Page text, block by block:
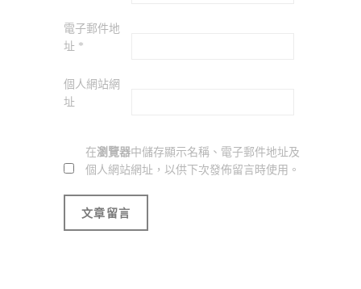
電子郵件地
址 *
個人網站網
址
在瀏覽器中儲存顯示名稱、電子郵件地址及
個人網站網址，以供下次發佈留言時使用。